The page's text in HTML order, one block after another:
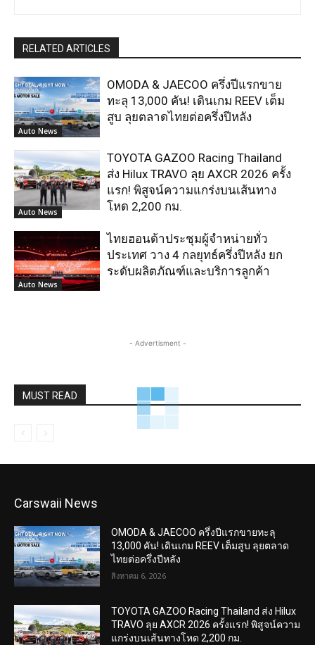
RELATED ARTICLES
Auto News
OMODA & JAECOO ครึ่งปีแรกขาย
ทะลุ 13,000 คัน! เดินเกม REEV เต็ม
สูบ ลุยตลาดไทยต่อครึ่งปีหลัง
Auto News
TOYOTA GAZOO Racing Thailand
ส่ง Hilux TRAVO ลุย AXCR 2026 ครั้ง
แรก! พิสูจน์ความแกร่งบนเส้นทาง
โหด 2,200 กม.
Auto News
ไทยฮอนด้าประชุมผู้จำหน่ายทั่ว
ประเทศ วาง 4 กลยุทธ์ครึ่งปีหลัง ยก
ระดับผลิตภัณฑ์และบริการลูกค้า
- Advertisment -
MUST READ
Carswaii News
OMODA & JAECOO ครึ่งปีแรกขายทะลุ
13,000 คัน! เดินเกม REEV เต็มสูบ ลุยตลาด
ไทยต่อครึ่งปีหลัง
สิงหาคม 6, 2026
TOYOTA GAZOO Racing Thailand ส่ง Hilux
TRAVO ลุย AXCR 2026 ครั้งแรก! พิสูจน์ความ
แกร่งบนเส้นทางโหด 2,200 กม.